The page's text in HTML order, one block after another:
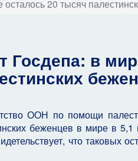
20 тысяч
Госдепа: в
ООН по помощи
беженцев в мире в
что таковых